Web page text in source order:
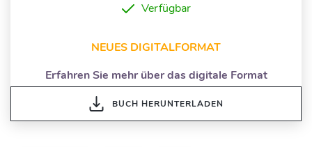
Verfügbar
NEUES DIGITALFORMAT
Erfahren Sie mehr über das digitale Format
BUCH HERUNTERLADEN